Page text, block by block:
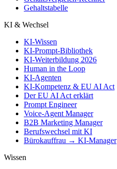
Gehaltstabelle
KI & Wechsel
KI-Wissen
KI-Prompt-Bibliothek
KI-Weiterbildung 2026
Human in the Loop
KI-Agenten
KI-Kompetenz & EU AI Act
Der EU AI Act erklärt
Prompt Engineer
Voice-Agent Manager
B2B Marketing Manager
Berufswechsel mit KI
Bürokauffrau → KI-Manager
Wissen